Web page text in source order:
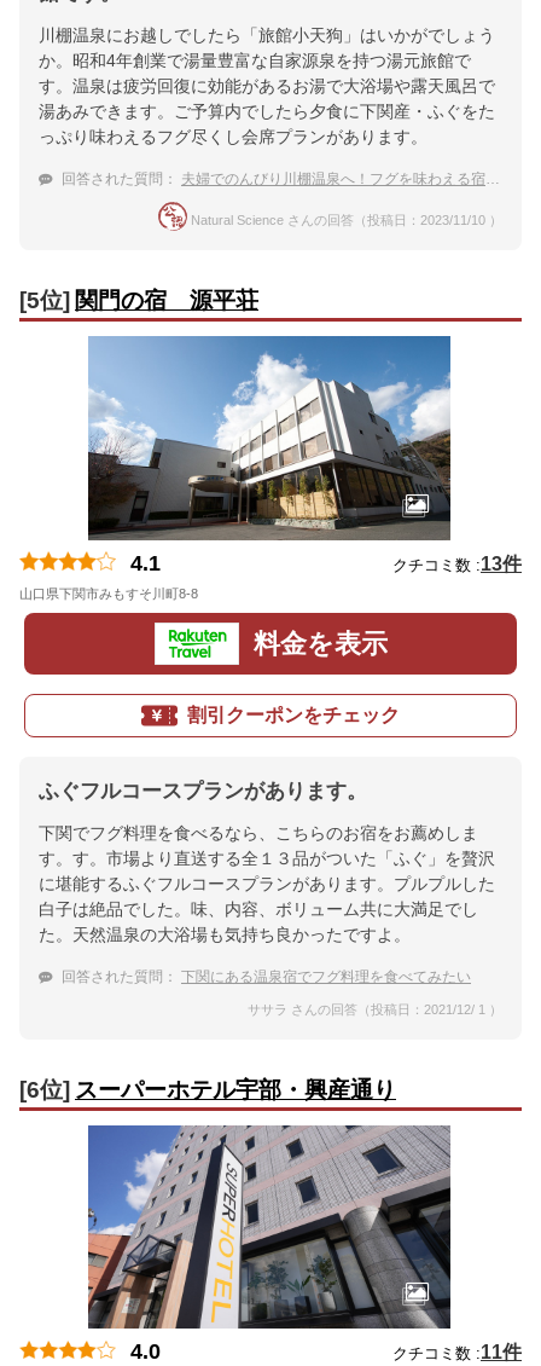
川棚温泉にお越しでしたら「旅館小天狗」はいかがでしょう
か。昭和4年創業で湯量豊富な自家源泉を持つ湯元旅館で
す。温泉は疲労回復に効能があるお湯で大浴場や露天風呂で
湯あみできます。ご予算内でしたら夕食に下関産・ふぐをた
っぷり味わえるフグ尽くし会席プランがあります。
回答された質問： 夫婦でのんびり川棚温泉へ！フグを味わえる宿は？
Natural Science さんの回答（投稿日：2023/11/10 ）
[5位] 関門の宿 源平荘
4.1 クチコミ数 :13件
山口県下関市みもすそ川町8-8
料金を表示
割引クーポンをチェック
ふぐフルコースプランがあります。
下関でフグ料理を食べるなら、こちらのお宿をお薦めしま
す。す。市場より直送する全１３品がついた「ふぐ」を贅沢
に堪能するふぐフルコースプランがあります。プルプルした
白子は絶品でした。味、内容、ボリューム共に大満足でし
た。天然温泉の大浴場も気持ち良かったですよ。
回答された質問： 下関にある温泉宿でフグ料理を食べてみたい
ササラ さんの回答（投稿日：2021/12/ 1 ）
[6位] スーパーホテル宇部・興産通り
4.0 クチコミ数 :11件